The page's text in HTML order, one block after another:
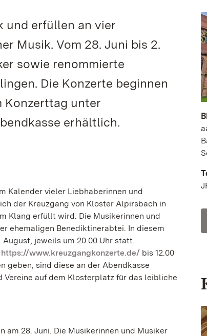
und erfüllen an vier
Musik. Vom 28. Juni bis 2.
sowie renommierte
Die Konzerte beginnen
Konzerttag unter
erhältlich.
Kalender vieler Liebhaberinnen und
der Kreuzgang von Kloster Alpirsbach in
Klang erfüllt wird. Die Musikerinnen und
ehemaligen Benediktinerabtei. In diesem
jeweils um 20.00 Uhr statt.
https://www.kreuzgangkonzerte.de/ bis 12.00
geben, sind diese an der Abendkasse
Vereine auf dem Klosterplatz für das leibliche
28. Juni. Die Musikerinnen und Musiker